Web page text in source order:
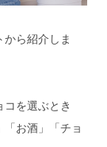
から紹介しま
を選ぶとき
お酒」「チョ